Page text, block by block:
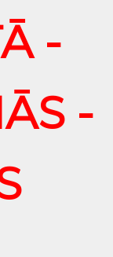
-
-